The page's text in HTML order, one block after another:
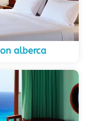
alberca